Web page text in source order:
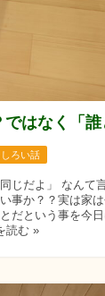
ろい話
じだよ」 なんて
事か？？実は家
だという事を今
読む »